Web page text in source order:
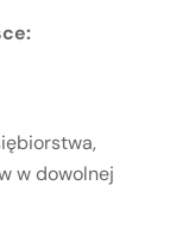
w dowolnej